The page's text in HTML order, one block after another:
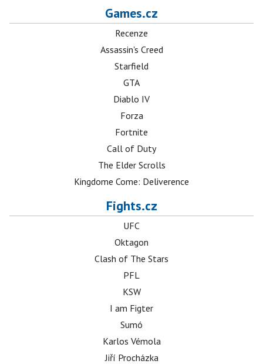
Games.cz
Recenze
Assassin's Creed
Starfield
GTA
Diablo IV
Forza
Fortnite
Call of Duty
The Elder Scrolls
Kingdome Come: Deliverence
Fights.cz
UFC
Oktagon
Clash of The Stars
PFL
KSW
I am Figter
Sumó
Karlos Vémola
Jiří Procházka